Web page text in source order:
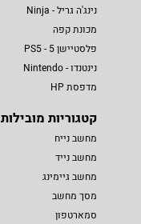
נינג'ה גריל - Ninja
מכונת קפה
פלסטיישן 5 - PS5
נינטנדו - Nintendo
מדפסת HP
קטגוריות מובילות
מחשב נייח
מחשב נייד
מחשב גיימינג
מסך מחשב
סמארטפון